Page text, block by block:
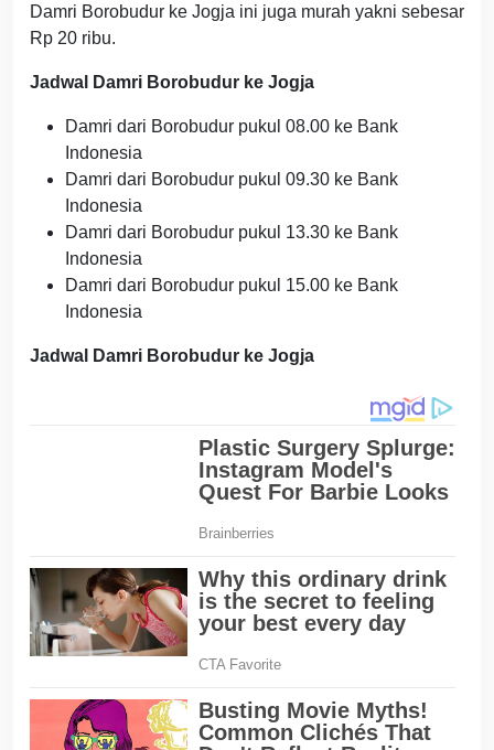
Damri Borobudur ke Jogja ini juga murah yakni sebesar
Rp 20 ribu.
Jadwal Damri Borobudur ke Jogja
Damri dari Borobudur pukul 08.00 ke Bank
Indonesia
Damri dari Borobudur pukul 09.30 ke Bank
Indonesia
Damri dari Borobudur pukul 13.30 ke Bank
Indonesia
Damri dari Borobudur pukul 15.00 ke Bank
Indonesia
Jadwal Damri Borobudur ke Jogja